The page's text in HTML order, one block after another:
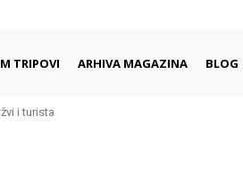
TRIPOVI ARHIVA MAGAZINA BLOG
i turista